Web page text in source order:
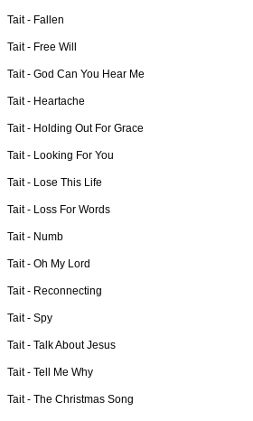
Tait - Fallen
Tait - Free Will
Tait - God Can You Hear Me
Tait - Heartache
Tait - Holding Out For Grace
Tait - Looking For You
Tait - Lose This Life
Tait - Loss For Words
Tait - Numb
Tait - Oh My Lord
Tait - Reconnecting
Tait - Spy
Tait - Talk About Jesus
Tait - Tell Me Why
Tait - The Christmas Song